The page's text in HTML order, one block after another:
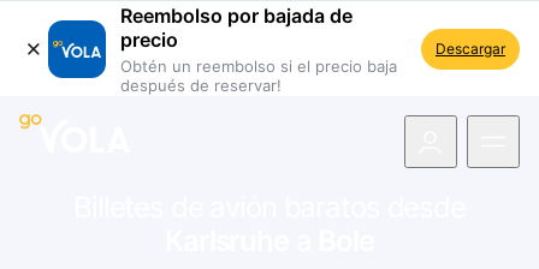
Reembolso por bajada de
precio
Obtén un reembolso si el precio baja
después de reservar!
Descargar